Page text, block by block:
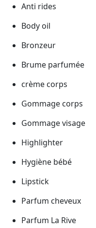
Anti rides
Body oil
Bronzeur
Brume parfumée
crème corps
Gommage corps
Gommage visage
Highlighter
Hygiène bébé
Lipstick
Parfum cheveux
Parfum La Rive